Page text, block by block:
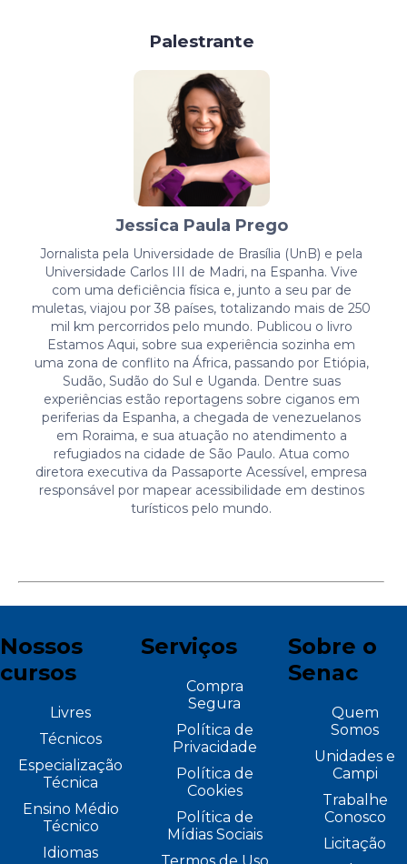
Palestrante
Jessica Paula Prego
Jornalista pela Universidade de Brasília (UnB) e pela
Universidade Carlos III de Madri, na Espanha. Vive
com uma deficiência física e, junto a seu par de
muletas, viajou por 38 países, totalizando mais de 250
mil km percorridos pelo mundo. Publicou o livro
Estamos Aqui, sobre sua experiência sozinha em
uma zona de conflito na África, passando por Etiópia,
Sudão, Sudão do Sul e Uganda. Dentre suas
experiências estão reportagens sobre ciganos em
periferias da Espanha, a chegada de venezuelanos
em Roraima, e sua atuação no atendimento a
refugiados na cidade de São Paulo. Atua como
diretora executiva da Passaporte Acessível, empresa
responsável por mapear acessibilidade em destinos
turísticos pelo mundo.
Nossos
cursos
Livres
Técnicos
Especialização
Técnica
Ensino Médio
Técnico
Idiomas
Serviços
Compra
Segura
Política de
Privacidade
Política de
Cookies
Política de
Mídias Sociais
Termos de Uso
Sobre o
Senac
Quem
Somos
Unidades e
Campi
Trabalhe
Conosco
Licitação